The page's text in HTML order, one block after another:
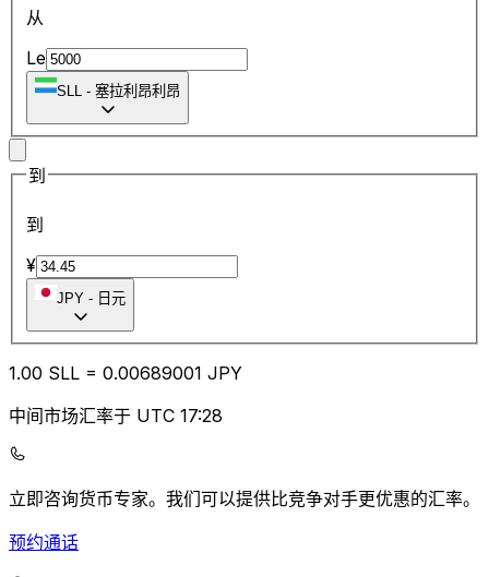
从
Le
SLL - 塞拉利昂利昂
到
到
¥
JPY - 日元
1.00 SLL = 0.00689001 JPY
中间市场汇率于 UTC 17:28
立即咨询货币专家。 我们可以提供比竞争对手更优惠的汇率。
预约通话